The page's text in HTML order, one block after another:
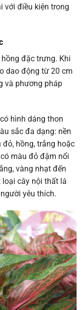
với điều kiện trong
đặc trưng. Khi
dao động từ 20 cm
và phương pháp
hình dáng thon
sắc đa dạng: nền
hồng, trắng hoặc
màu đỏ đậm nổi
vàng nhạt đến
cây nội thất lá
yêu thích.